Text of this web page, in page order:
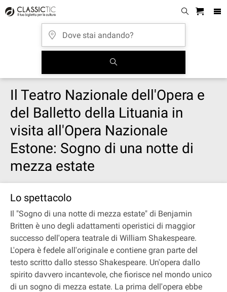
Il Teatro Nazionale dell'Opera e
del Balletto della Lituania in
visita all'Opera Nazionale
Estone: Sogno di una notte di
mezza estate
Lo spettacolo
Il "Sogno di una notte di mezza estate" di Benjamin
Britten è uno degli adattamenti operistici di maggior
successo dell'opera teatrale di William Shakespeare.
L'opera è fedele all'originale e contiene gran parte del
testo scritto dallo stesso Shakespeare. Un'opera dallo
spirito davvero incantevole, che fiorisce nel mondo unico
di un sogno di mezza estate. La prima dell'opera ebbe